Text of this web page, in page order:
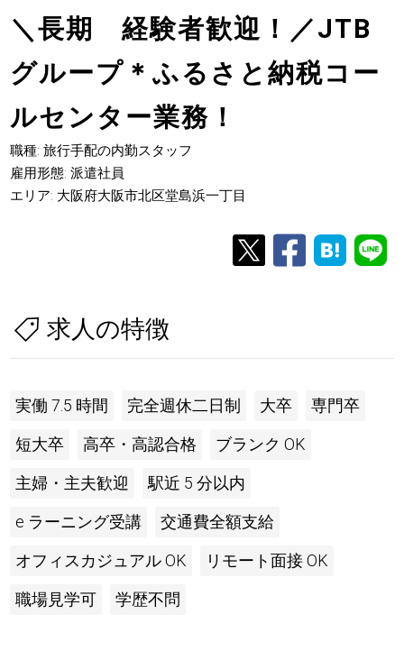
＼長期 経験者歓迎！／JTB
グループ＊ふるさと納税コー
ルセンター業務！
職種: 旅行手配の内勤スタッフ
雇用形態: 派遣社員
エリア: 大阪府大阪市北区堂島浜一丁目
求人の特徴
実働 7.5 時間 完全週休二日制 大卒 専門卒
短大卒 高卒・高認合格 ブランク OK
主婦・主夫歓迎 駅近 5 分以内
e ラーニング受講 交通費全額支給
オフィスカジュアル OK リモート面接 OK
職場見学可 学歴不問